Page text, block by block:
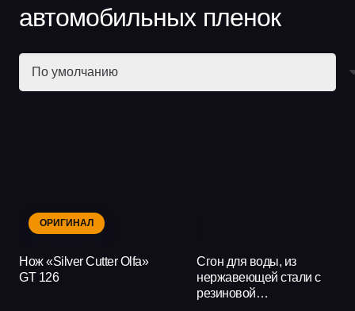
автомобильных пленок
ОРИГИНАЛ
Нож «Silver Cutter Olfa»
GT 126
Сгон для воды, из
нержавеющей стали с
резиновой…